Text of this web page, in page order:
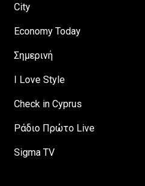
City
Economy Today
Σημερινή
I Love Style
Check in Cyprus
Ράδιο Πρώτο Live
Sigma TV